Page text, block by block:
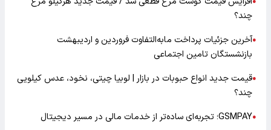
چند؟
●آخرین جزئیات پرداخت مابه‌التفاوت فروردین و اردیبهشت
بازنشستگان تامین اجتماعی
●قیمت جدید انواع حبوبات در بازار | لوبیا چیتی، نخود، عدس کیلویی
چند؟
●GSMPAY؛ تجربه‌ای ساده‌تر از خدمات مالی در مسیر دیجیتال